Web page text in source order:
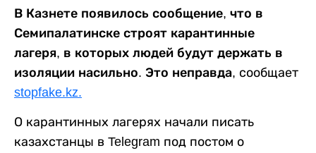
В Казнете появилось сообщение, что в
Семипалатинске строят карантинные
лагеря, в которых людей будут держать в
изоляции насильно. Это неправда, сообщает
stopfake.kz.
О карантинных лагерях начали писать
казахстанцы в Telegram под постом о